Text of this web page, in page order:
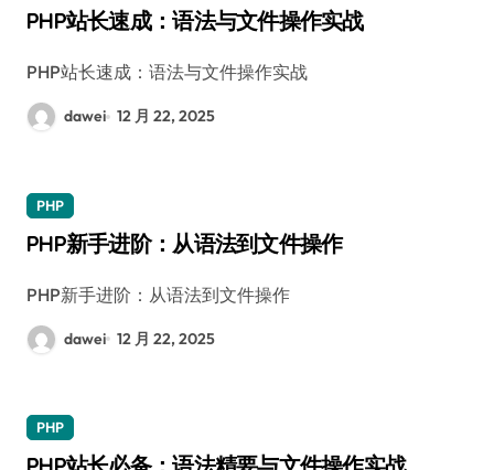
PHP站长速成：语法与文件操作实战
PHP站长速成：语法与文件操作实战
dawei 12 月 22, 2025
PHP
PHP新手进阶：从语法到文件操作
PHP新手进阶：从语法到文件操作
dawei 12 月 22, 2025
PHP